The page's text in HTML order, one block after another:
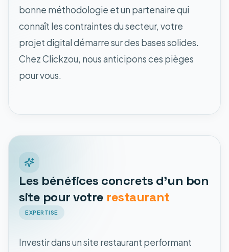
bonne méthodologie et un partenaire qui
connaît les contraintes du secteur, votre
projet digital démarre sur des bases solides.
Chez Clickzou, nous anticipons ces pièges
pour vous.
Les bénéfices concrets d'un bon
site pour votre restaurant
EXPERTISE
Investir dans un site restaurant performant